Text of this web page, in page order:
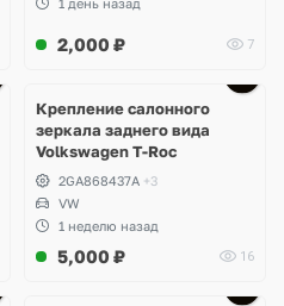
1 день назад
2,000 ₽ 7
Крепление салонного
зеркала заднего вида
Volkswagen T-Roc
2GA868437A +3
VW
1 неделю назад
5,000 ₽ 16